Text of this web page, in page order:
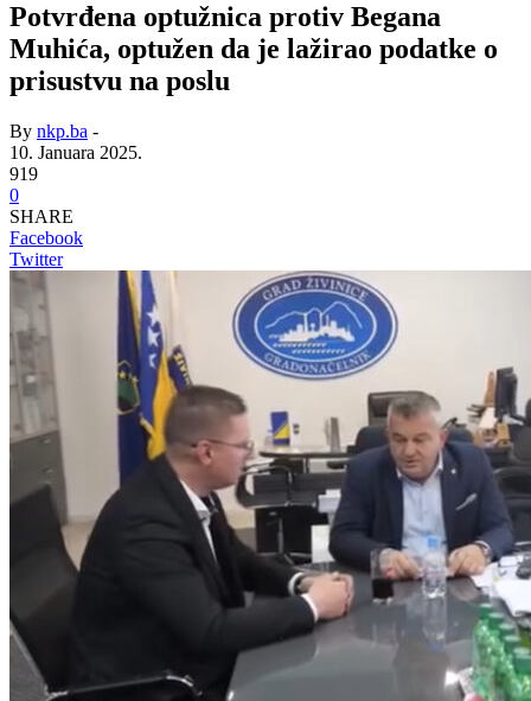
Potvrđena optužnica protiv Begana
Muhića, optužen da je lažirao podatke o
prisustvu na poslu
By nkp.ba -
10. Januara 2025.
919
0
SHARE
Facebook
Twitter